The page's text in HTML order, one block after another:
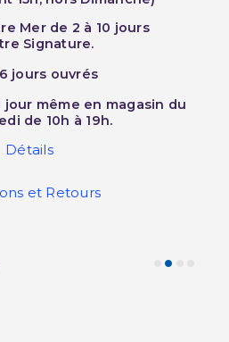
Mer de 2 à 10 jours
Signature.
jours ouvrés
jour même en magasin du
de 10h à 19h.
Détails
et Retours